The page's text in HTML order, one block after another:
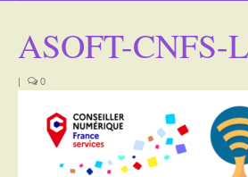
La Mairie
Tourisme
ASOFT-CNFS-
| 0